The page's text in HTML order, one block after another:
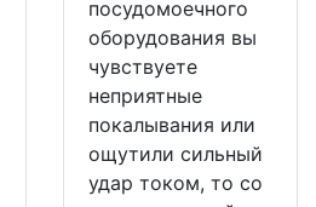
посудомоечного
оборудования вы
чувствуете
неприятные
покалывания или
ощутили сильный
удар током, то со